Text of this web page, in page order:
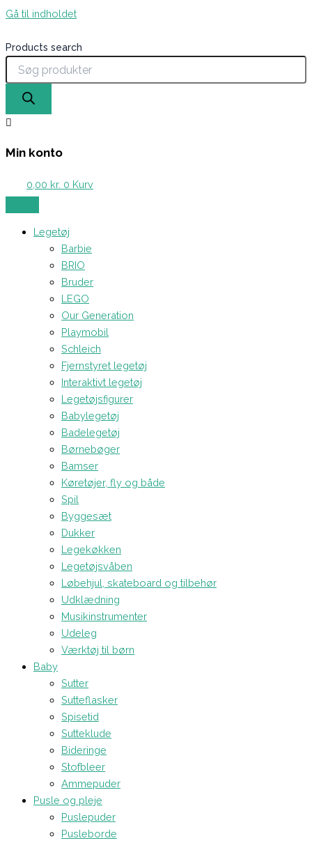
Gå til indholdet
Products search
Min konto
0,00 kr. 0 Kurv
Legetøj
Barbie
BRIO
Bruder
LEGO
Our Generation
Playmobil
Schleich
Fjernstyret legetøj
Interaktivt legetøj
Legetøjsfigurer
Babylegetøj
Badelegetøj
Børnebøger
Bamser
Køretøjer, fly og både
Spil
Byggesæt
Dukker
Legekøkken
Legetøjsvåben
Løbehjul, skateboard og tilbehør
Udklædning
Musikinstrumenter
Udeleg
Værktøj til børn
Baby
Sutter
Sutteflasker
Spisetid
Sutteklude
Bideringe
Stofbleer
Ammepuder
Pusle og pleje
Puslepuder
Pusleborde